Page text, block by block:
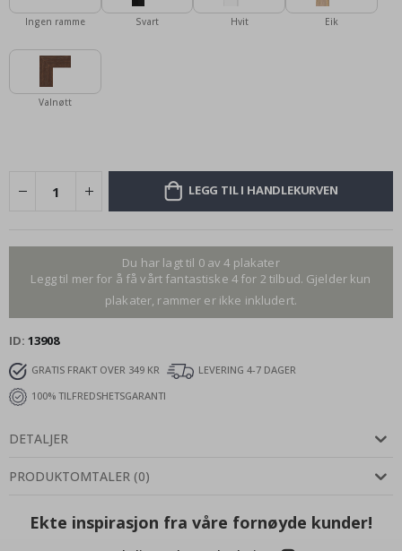
Ingen ramme Svart Hvit Eik
Valnøtt
LEGG TIL I HANDLEKURVEN
Du har lagt til 0 av 4 plakater
Legg til mer for å få vårt fantastiske 4 for 2 tilbud. Gjelder kun
plakater, rammer er ikke inkludert.
ID 13908
GRATIS FRAKT OVER 349 KR
LEVERING 4-7 DAGER
100% TILFREDSHETSGARANTI
DETALJER
PRODUKTOMTALER (0)
Ekte inspirasjon fra våre fornøyde kunder!